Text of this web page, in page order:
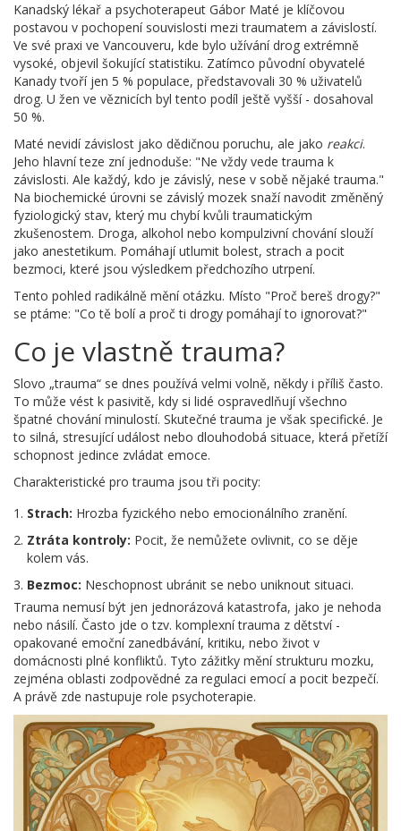
Kanadský lékař a psychoterapeut Gábor Maté je klíčovou
postavou v pochopení souvislosti mezi traumatem a závislostí.
Ve své praxi ve Vancouveru, kde bylo užívání drog extrémně
vysoké, objevil šokující statistiku. Zatímco původní obyvatelé
Kanady tvoří jen 5 % populace, představovali 30 % uživatelů
drog. U žen ve věznicích byl tento podíl ještě vyšší - dosahoval
50 %.
Maté nevidí závislost jako dědičnou poruchu, ale jako reakci.
Jeho hlavní teze zní jednoduše: "Ne vždy vede trauma k
závislosti. Ale každý, kdo je závislý, nese v sobě nějaké trauma."
Na biochemické úrovni se závislý mozek snaží navodit změněný
fyziologický stav, který mu chybí kvůli traumatickým
zkušenostem. Droga, alkohol nebo kompulzivní chování slouží
jako anestetikum. Pomáhají utlumit bolest, strach a pocit
bezmoci, které jsou výsledkem předchozího utrpení.
Tento pohled radikálně mění otázku. Místo "Proč bereš drogy?"
se ptáme: "Co tě bolí a proč ti drogy pomáhají to ignorovat?"
Co je vlastně trauma?
Slovo „trauma“ se dnes používá velmi volně, někdy i příliš často.
To může vést k pasivitě, kdy si lidé ospravedlňují všechno
špatné chování minulostí. Skutečné trauma je však specifické. Je
to silná, stresující událost nebo dlouhodobá situace, která přetíží
schopnost jedince zvládat emoce.
Charakteristické pro trauma jsou tři pocity:
Strach: Hrozba fyzického nebo emocionálního zranění.
Ztráta kontroly: Pocit, že nemůžete ovlivnit, co se děje
kolem vás.
Bezmoc: Neschopnost ubránit se nebo uniknout situaci.
Trauma nemusí být jen jednorázová katastrofa, jako je nehoda
nebo násilí. Často jde o tzv. komplexní trauma z dětství -
opakované emoční zanedbávání, kritiku, nebo život v
domácnosti plné konfliktů. Tyto zážitky mění strukturu mozku,
zejména oblasti zodpovědné za regulaci emocí a pocit bezpečí.
A právě zde nastupuje role psychoterapie.